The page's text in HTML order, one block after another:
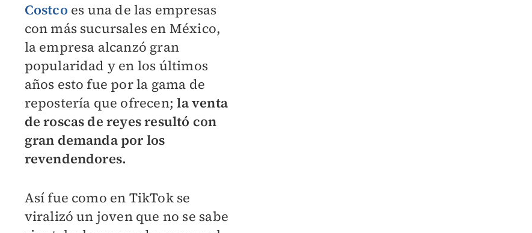
Costco es una de las empresas
con más sucursales en México,
la empresa alcanzó gran
popularidad y en los últimos
años esto fue por la gama de
repostería que ofrecen;la venta
de roscas de reyes resultó con
gran demanda por los
revendendores.
Así fue como en TikTok se
viralizó un joven que no se sabe